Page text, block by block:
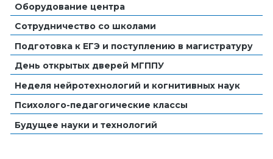
Оборудование центра
Сотрудничество со школами
Подготовка к ЕГЭ и поступлению в магистратуру
День открытых дверей МГППУ
Неделя нейротехнологий и когнитивных наук
Психолого-педагогические классы
Будущее науки и технологий